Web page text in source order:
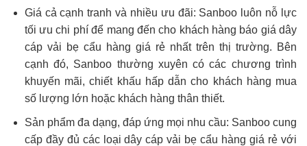
Giá cả cạnh tranh và nhiều ưu đãi: Sanboo luôn nỗ lực
tối ưu chi phí để mang đến cho khách hàng báo giá dây
cáp vải bẹ cẩu hàng giá rẻ nhất trên thị trường. Bên
cạnh đó, Sanboo thường xuyên có các chương trình
khuyến mãi, chiết khấu hấp dẫn cho khách hàng mua
số lượng lớn hoặc khách hàng thân thiết.
Sản phẩm đa dạng, đáp ứng mọi nhu cầu: Sanboo cung
cấp đầy đủ các loại dây cáp vải bẹ cẩu hàng giá rẻ với